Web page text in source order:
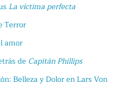
La víctima perfecta
Terror
amor
de Capitán Phillips
Belleza y Dolor en Lars Von